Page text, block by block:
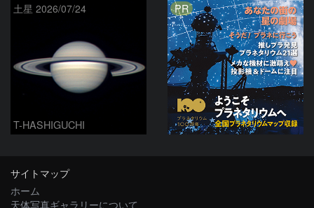
土星 2026/07/24
T-HASHIGUCHI
PR
サイトマップ
ホーム
天体写真ギャラリーについて